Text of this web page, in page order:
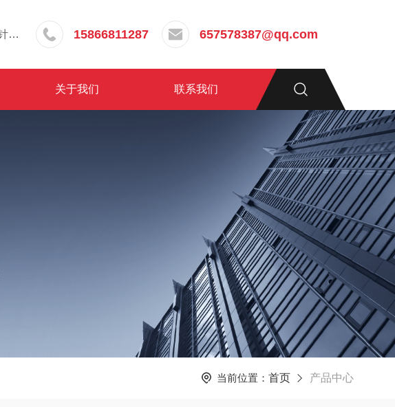
山东省青岛市城阳区上马工业园青岛中超针织有限公司院内东办公楼三层 15866811287 657578387@qq.com
关于我们 联系我们
当前位置： 首页 产品中心